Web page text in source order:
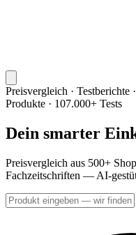
Preisvergleich · Testberichte
Produkte · 107.000+ Tests
Dein smarter
Preisvergleich aus 500+
Fachzeitschriften — AI-